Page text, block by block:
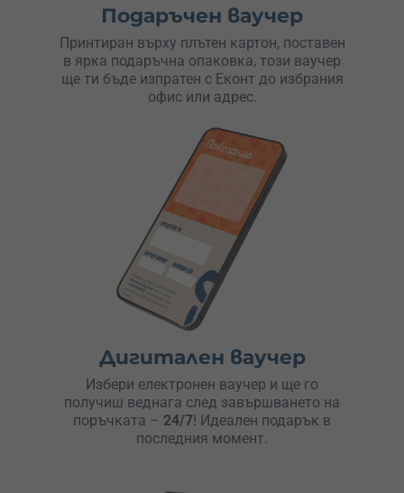
Симона Цолова 30.03.2022 Уникално преживяване
беше да сме толкова на високо в небето… Усещането е
неописуемо!!!
Сава Николов 29.03.2022 Избрах да подаря това
лесно и рамките на един ден. Благодаря!
Подаръчен ваучер
Принтиран върху плътен картон, поставен
в ярка подаръчна опаковка, този ваучер
ще ти бъде изпратен с Еконт до избрания
офис или адрес.
Дигитален ваучер
Избери електронен ваучер и ще го
получиш веднага след завършването на
поръчката – 24/7! Идеален подарък в
последния момент.